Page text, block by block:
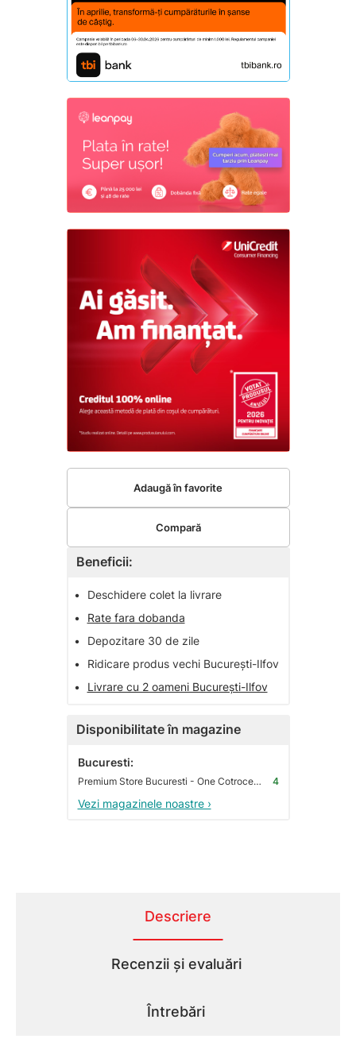
Beneficii:
•
Deschidere colet la livrare
•
Rate fara dobanda
•
Depozitare 30 de zile
•
Ridicare produs vechi București-Ilfov
•
Livrare cu 2 oameni București-Ilfov
Disponibilitate în magazine
Bucuresti:
Premium Store Bucuresti - One Cotroceni Park 4
Vezi magazinele noastre ›
Adaugă în favorite
Compară
Descriere
Recenzii și evaluări
Întrebări